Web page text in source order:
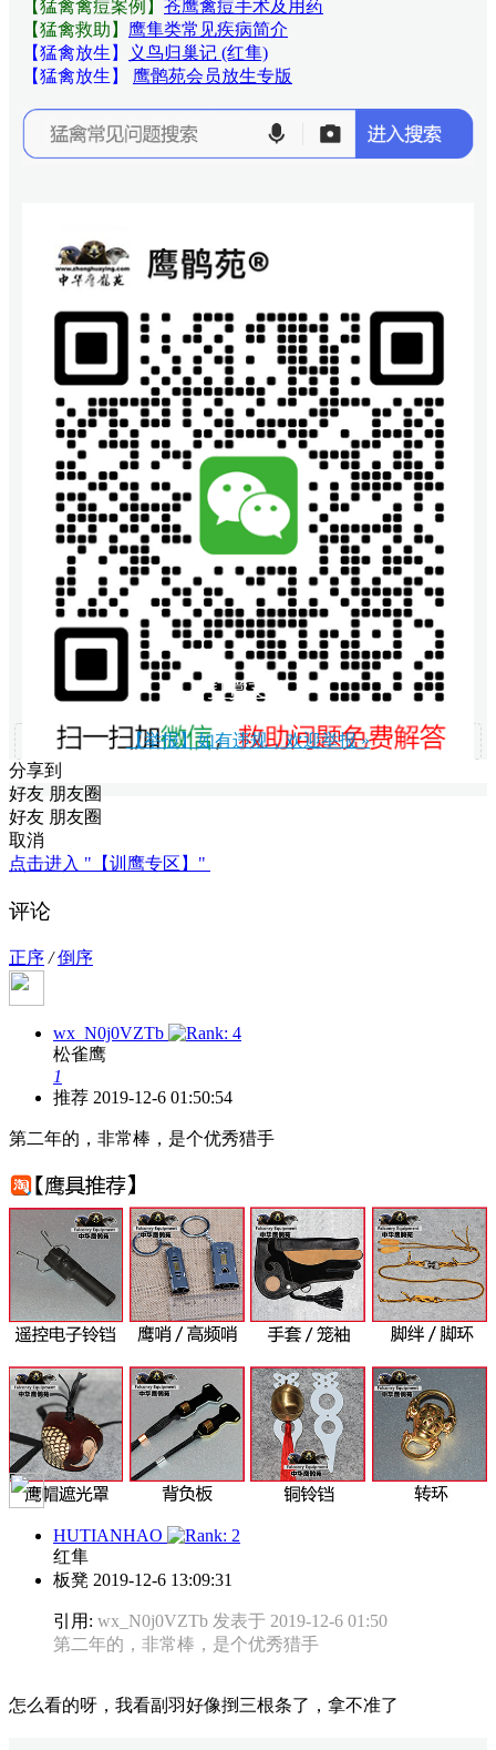
【猛禽禽痘案例】 苍鹰禽痘手术及用药
【猛禽救助】 鹰隼类常见疾病简介
【猛禽放生】
义鸟归巢记 (红隼)
【猛禽放生】
鹰鹘苑会员放生专版
打赏支持
【举报】如有违规，欢迎举报 »
分享到
好友 朋友圈
好友 朋友圈
取消
点击进入 "【训鹰专区】"
评论
正序 / 倒序
wx_N0j0VZTb
松雀鹰
1
推荐 2019-12-6 01:50:54
第二年的，非常棒，是个优秀猎手
HUTIANHAO
红隼
板凳 2019-12-6 13:09:31
引用: wx_N0j0VZTb 发表于 2019-12-6 01:50
第二年的，非常棒，是个优秀猎手
怎么看的呀，我看副羽好像捯三根条了，拿不准了